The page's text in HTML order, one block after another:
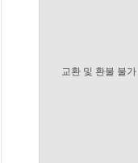
교환 및 환불 불가